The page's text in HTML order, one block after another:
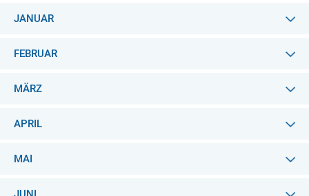
JANUAR
FEBRUAR
MÄRZ
APRIL
MAI